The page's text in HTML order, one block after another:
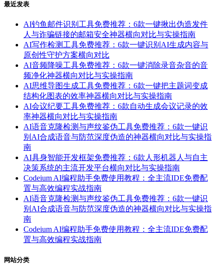
最近发表
AI钓鱼邮件识别工具免费推荐：6款一键揪出伪造发件
人与诈骗链接的邮箱安全神器横向对比与实操指南
AI写作检测工具免费推荐：6款一键识别AI生成内容与
原创性守护方案横向对比
AI音频降噪工具免费推荐：6款一键消除录音杂音的音
频净化神器横向对比与实操指南
AI思维导图生成工具免费推荐：6款一键把主题词变成
结构化图表的效率神器横向对比与实操指南
AI会议纪要工具免费推荐：6款自动生成会议记录的效
率神器横向对比与实操指南
AI语音克隆检测与声纹鉴伪工具免费推荐：6款一键识
别AI合成语音与防范深度伪造的神器横向对比与实操指
南
AI具身智能开发框架免费推荐：6款人形机器人与自主
决策系统的主流开发平台横向对比与实操指南
Codeium AI编程助手免费使用教程：全主流IDE免费配
置与高效编程实战指南
AI语音克隆检测与声纹鉴伪工具免费推荐：6款一键识
别AI合成语音与防范深度伪造的神器横向对比与实操指
南
Codeium AI编程助手免费使用教程：全主流IDE免费配
置与高效编程实战指南
网站分类